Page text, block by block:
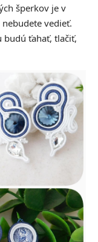
šperkov je v
vedieť.
budú ťahať, tlačiť,